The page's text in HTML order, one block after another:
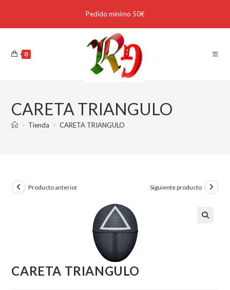
Pedido mínimo 50€
0
CARETA TRIANGULO
> Tienda > CARETA TRIANGULO
Producto anterior Siguiente producto
CARETA TRIANGULO